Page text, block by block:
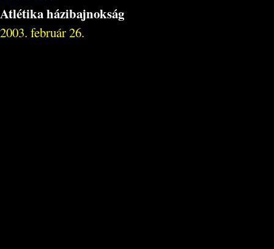
Atlétika házibajnokság
2003. február 26.